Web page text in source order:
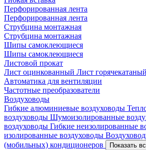
Перфорированная лента
Перфорированная лента
Струбцина монтажная
Струбцина монтажная
Шипы самоклеющиеся
Шипы самоклеющиеся
Листовой прокат
Лист оцинкованный Лист горячекатаный
Автоматика для вентиляции
Частотные преобразователи
Воздуховоды
Гибкие алюминиевые воздуховоды
воздуховоды Шумоизолированные
воздуховоды Гибкие неизолированные
изолированные воздуховоды
(мобильных) кондиционеров
Показать